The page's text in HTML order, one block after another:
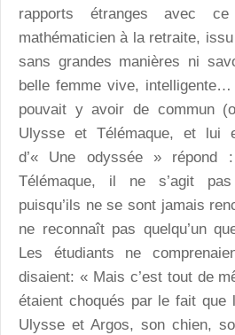
rapports étranges avec
mathématicien à la retraite, issu
sans grandes manières ni
belle femme vive, intelligente…
pouvait y avoir de commun
Ulysse et Télémaque, et lui
d’« Une odyssée »
Télémaque, il ne s’agit
puisqu’ils ne se sont jamais
ne reconnaît pas quelqu’un
Les étudiants ne
disaient: « Mais c’est tout de
étaient choqués par le fait que
Ulysse et Argos, son chien,